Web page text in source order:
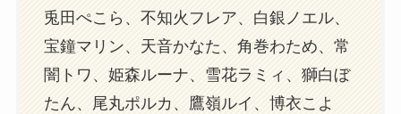
兎田ぺこら、不知火フレア、白銀ノエル、
宝鐘マリン、天音かなた、角巻わため、常
闇トワ、姫森ルーナ、雪花ラミィ、獅白ぼ
たん、尾丸ポルカ、鷹嶺ルイ、博衣こよ